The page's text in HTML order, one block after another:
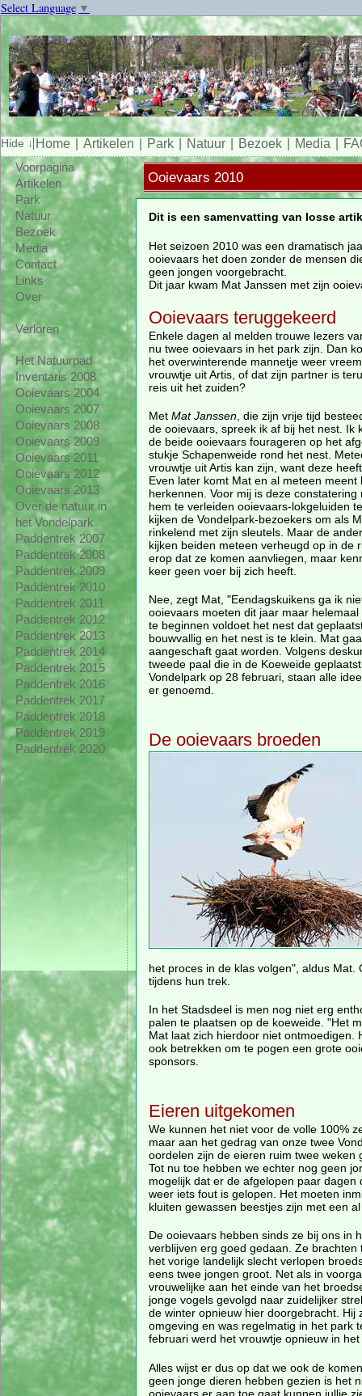
Select Language ▼
Home Artikelen Park Natuur Bezoek Media
Voorpagina
Artikelen
Park
Natuur
Bezoek
Media
Contact
Links
Over
Verloren
Het Natuurpad
Inventaris 2008
Ooievaars 2004
Ooievaars 2007
Ooievaars 2008
Ooievaars 2009
Ooievaars 2011
Ooievaars 2012
Ooievaars 2013
Over de natuur in
het Vondelpark
Paddentrek 2007
Paddentrek 2008
Paddentrek 2009
Paddentrek 2010
Paddentrek 2011
Paddentrek 2012
Paddentrek 2013
Paddentrek 2014
Paddentrek 2015
Paddentrek 2016
Paddentrek 2017
Paddentrek 2018
Paddentrek 2019
Paddentrek 2020
Ooievaars 2010
Dit is een samenvatting van losse
Het seizoen 2010 was een dramatisch
ooievaars het doen zonder de mensen
geen jongen voorgebracht.
Dit jaar kwam Mat Janssen met zijn
Ooievaars teruggekeerd
Enkele dagen al melden trouwe lezers
nu twee ooievaars in het park zijn. Dan
het overwinterende mannetje weer
vrouwtje uit Artis, of dat zijn partner is
reis uit het zuiden?
Met Mat Janssen, die zijn vrije tijd
de ooievaars, spreek ik af bij het nest. Ik
de beide ooievaars fourageren op het
stukje Schapenweide rond het nest.
vrouwtje uit Artis kan zijn, want deze
Even later komt Mat en al meteen meent
herkennen. Voor mij is deze
hem te verleiden ooievaars-lokgeluiden
kijken de Vondelpark-bezoekers om als
rinkelend met zijn sleutels. Maar de
kijken beiden meteen verheugd op in de
erop dat ze komen aanvliegen, maar
keer geen voer bij zich heeft.
Nee, zegt Mat, "Eendagskuikens ga ik
ooievaars moeten dit jaar maar
te beginnen voldoet het nest dat
bouwvallig en het nest is te klein. Mat
aangeschaft gaat worden. Volgens
tweede paal die in de Koeweide
Vondelpark op 28 februari, staan alle
er genoemd.
De ooievaars broeden
het proces in de klas volgen", aldus
tijdens hun trek.
In het Stadsdeel is men nog niet erg
palen te plaatsen op de koeweide. "Het
Mat laat zich hierdoor niet ontmoedigen.
ook betrekken om te pogen een grote
sponsors.
Eieren uitgekomen
We kunnen het niet voor de volle 100%
maar aan het gedrag van onze twee
oordelen zijn de eieren ruim twee weken
Tot nu toe hebben we echter nog geen
mogelijk dat er de afgelopen paar dagen
weer iets fout is gelopen. Het moeten
kluiten gewassen beestjes zijn met een
De ooievaars hebben sinds ze bij ons in
verblijven erg goed gedaan. Ze brachten
het vorige landelijk slecht verlopen
eens twee jongen groot. Net als in
vrouwelijke aan het einde van het
jonge vogels gevolgd naar zuidelijker
de winter opnieuw hier doorgebracht. Hij
omgeving en was regelmatig in het park
februari werd het vrouwtje opnieuw in
Alles wijst er dus op dat we ook de
geen jonge dieren hebben gezien is het
ooievaars er aan toe gaat kunnen jullie